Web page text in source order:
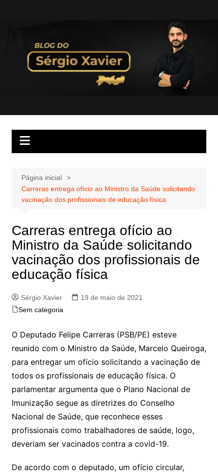
Página inicial
Carreras entrega ofício ao Ministro da Saúde solicitando
vacinação dos profissionais de educação física
Carreras entrega ofício ao
Ministro da Saúde solicitando
vacinação dos profissionais de
educação física
Sérgio Xavier
19 de maio de 2021
Sem categoria
O Deputado Felipe Carreras (PSB/PE) esteve
reunido com o Ministro da Saúde, Marcelo Queiroga,
para entregar um ofício solicitando a vacinação de
todos os profissionais de educação física. O
parlamentar argumenta que o Plano Nacional de
Imunização segue as diretrizes do Conselho
Nacional de Saúde, que reconhece esses
profissionais como trabalhadores de saúde, logo,
deveriam ser vacinados contra a covid-19.
De acordo com o deputado, um ofício circular,